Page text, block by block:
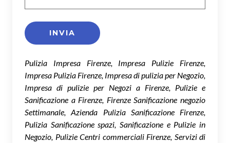
Pulizia Impresa Firenze, Impresa Pulizie Firenze,
Impresa Pulizia Firenze, Impresa di pulizia per Negozio,
Impresa di pulizie per Negozi a Firenze, Pulizie e
Sanificazione a Firenze, Firenze Sanificazione negozio
Settimanale, Azienda Pulizia Sanificazione Firenze,
Pulizia Sanificazione spazi, Sanificazione e Pulizie in
Negozio, Pulizie Centri commerciali Firenze, Servizi di